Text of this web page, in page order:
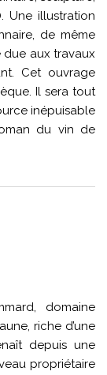
Une illustration
de même
aux travaux
Cet ouvrage
Il sera tout
inépuisable
du vin de
domaine
riche d’une
depuis une
propriétaire